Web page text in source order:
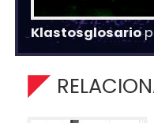
Klastosglosario